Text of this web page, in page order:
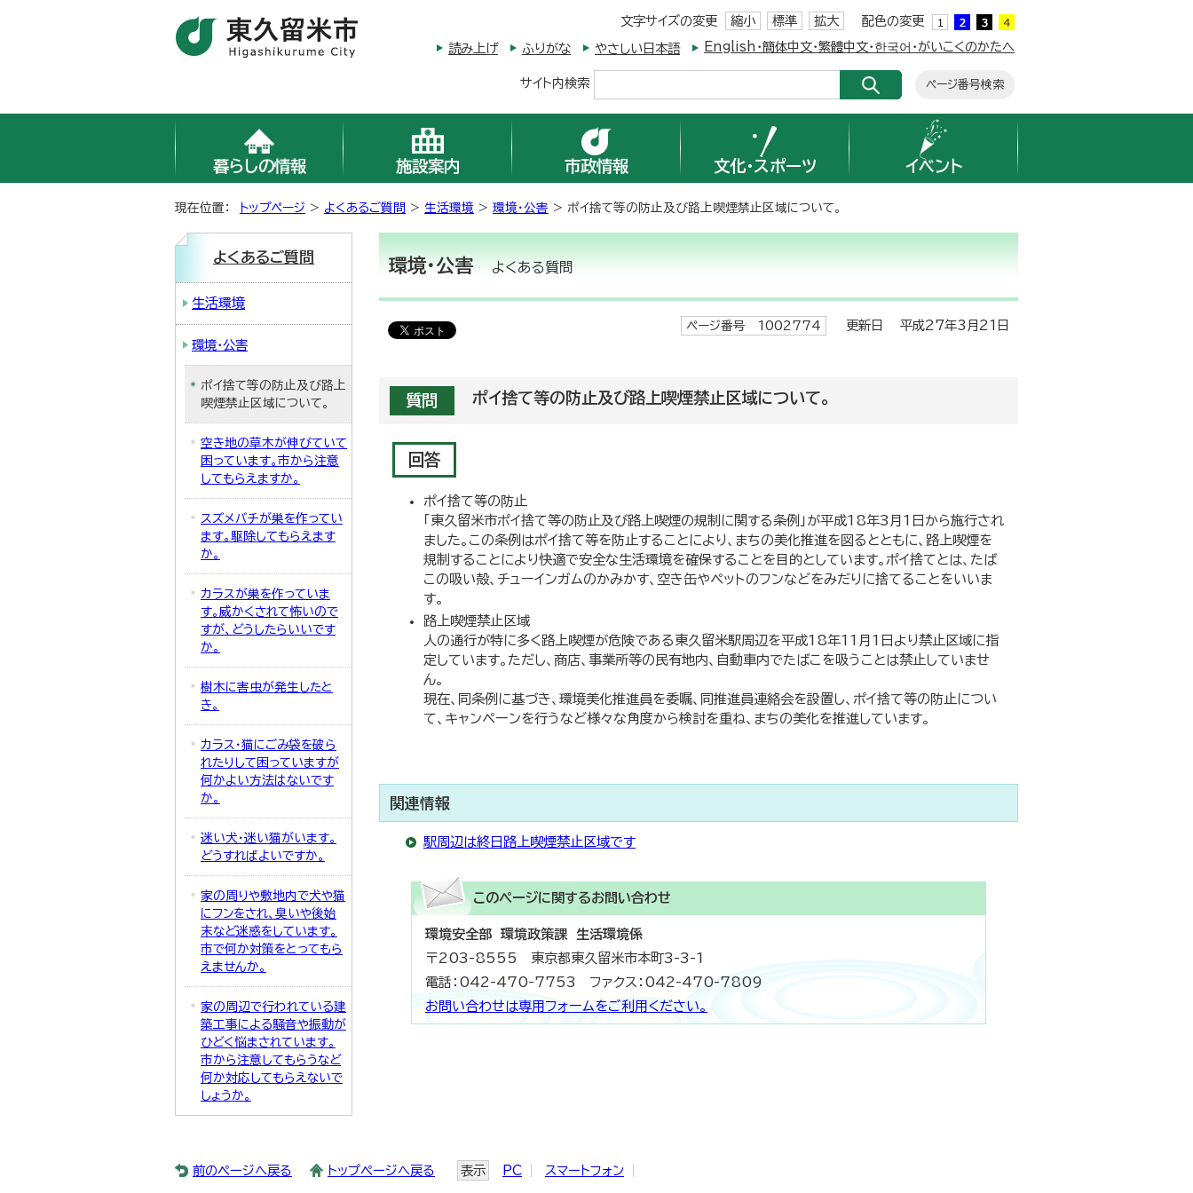
文字サイズの変更 縮小 標準 拡大 配色の変更
読み上げ ふりがな やさしい日本語 English・簡体中文・繁體中文・한국어・がいこくのかたへ
サイト内検索 ページ番号検索
暮らしの情報 施設案内 市政情報 文化・スポーツ イベント
現在位置： トップページ > よくあるご質問 > 生活環境 > 環境・公害 > ポイ捨て等の防止及び路上喫煙禁止区域について。
環境・公害 よくある質問
ページ番号 1002774 更新日 平成27年3月21日
質問 ポイ捨て等の防止及び路上喫煙禁止区域について。
回答
ポイ捨て等の防止
「東久留米市ポイ捨て等の防止及び路上喫煙の規制に関する条例」が平成18年3月1日から施行され
ました。この条例はポイ捨て等を防止することにより、まちの美化推進を図るとともに、路上喫煙を
規制することにより快適で安全な生活環境を確保することを目的としています。ポイ捨てとは、たば
この吸い殻、チューインガムのかみかす、空き缶やペットのフンなどをみだりに捨てることをいいま
す。
路上喫煙禁止区域
人の通行が特に多く路上喫煙が危険である東久留米駅周辺を平成18年11月1日より禁止区域に指
定しています。ただし、商店、事業所等の民有地内、自動車内でたばこを吸うことは禁止していませ
ん。
現在、同条例に基づき、環境美化推進員を委嘱、同推進員連絡会を設置し、ポイ捨て等の防止につい
て、キャンペーンを行うなど様々な角度から検討を重ね、まちの美化を推進しています。
関連情報
駅周辺は終日路上喫煙禁止区域です
このページに関するお問い合わせ
環境安全部 環境政策課 生活環境係
〒203-8555 東京都東久留米市本町3-3-1
電話：042-470-7753 ファクス：042-470-7809
お問い合わせは専用フォームをご利用ください。
よくあるご質問
生活環境
環境・公害
ポイ捨て等の防止及び路上
喫煙禁止区域について。
空き地の草木が伸びていて
困っています。市から注意
してもらえますか。
スズメバチが巣を作ってい
ます。駆除してもらえます
か。
カラスが巣を作っていま
す。威かくされて怖いので
すが、どうしたらいいです
か。
樹木に害虫が発生したと
き。
カラス・猫にごみ袋を破ら
れたりして困っていますが
何かよい方法はないです
か。
迷い犬・迷い猫がいます。
どうすればよいですか。
家の周りや敷地内で犬や猫
にフンをされ、臭いや後始
末など迷惑をしています。
市で何か対策をとってもら
えませんか。
家の周辺で行われている建
築工事による騒音や振動が
ひどく悩まされています。
市から注意してもらうなど
何か対応してもらえないで
しょうか。
前のページへ戻る トップページへ戻る 表示 PC スマートフォン